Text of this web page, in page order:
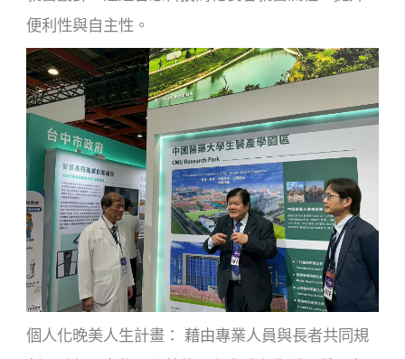
便利性與自主性。
個人化晚美人生計畫： 藉由專業人員與長者共同規